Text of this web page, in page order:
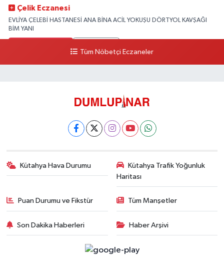
Çelik Eczanesi
EVLİYA ÇELEBİ HASTANESİ ANA BİNA ACİL YOKUŞU DÖRTYOL KAVŞAĞI
BİM YANI
Tüm Nöbetçi Eczaneler
Kütahya Hava Durumu
Kütahya Trafik Yoğunluk
Haritası
Puan Durumu ve Fikstür Tüm Manşetler
Son Dakika Haberleri Haber Arşivi